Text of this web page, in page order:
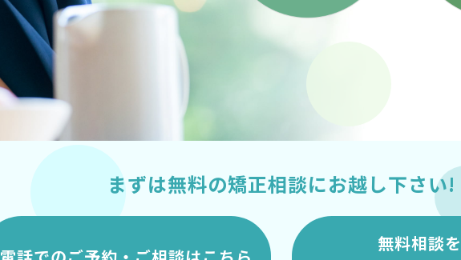
まずは無料の矯正相談にお越し下さい!
無料相談